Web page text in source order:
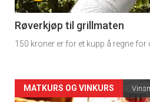
4
Røverkjøp til grillmaten
150 kroner er for et kupp å regne for
Forsiden
MATKURS OG VINKURS